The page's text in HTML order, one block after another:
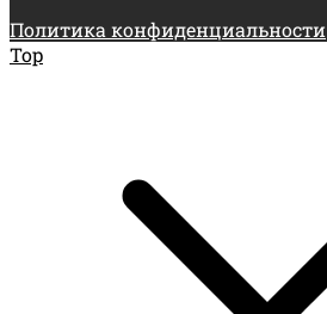
Политика конфиденциальности
Top